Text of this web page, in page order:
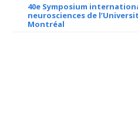
40e Symposium
neurosciences de
Montréal